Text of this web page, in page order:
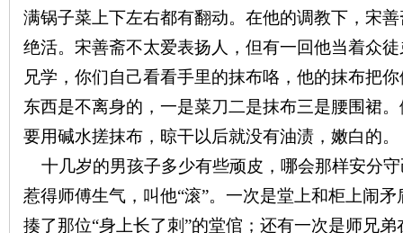
满锅子菜上下左右都有翻动。在他的调教下，宋
绝活。宋善斋不太爱表扬人，但有一回他当着众
兄学，你们自己看看手里的抹布咯，他的抹布把
东西是不离身的，一是菜刀二是抹布三是腰围裙
要用碱水搓抹布，晾干以后就没有油渍，嫩白的。
十几岁的男孩子多少有些顽皮，哪会那样安分
惹得师傅生气，叫他“滚”。一次是堂上和柜上闹
揍了那位“身上长了刺”的堂倌；还有一次是师兄